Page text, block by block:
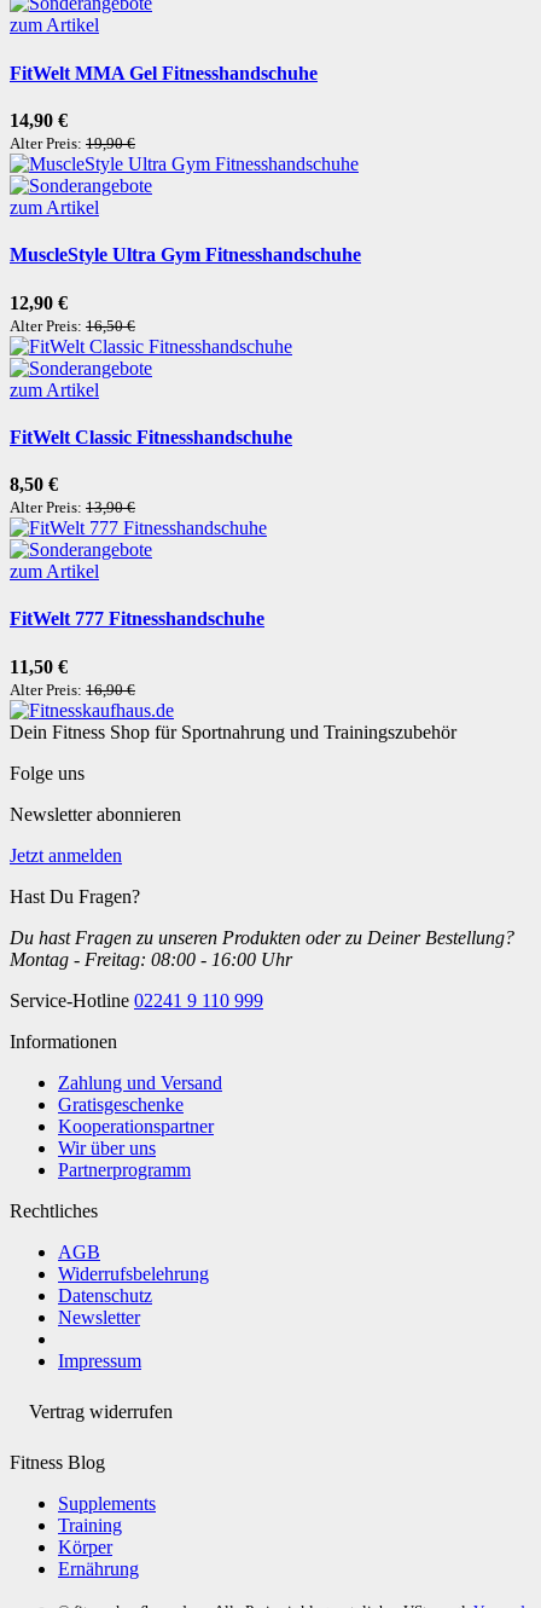
zum Artikel
FitWelt MMA Gel Fitnesshandschuhe
14,90 €
Alter Preis: 19,90 €
zum Artikel
MuscleStyle Ultra Gym Fitnesshandschuhe
12,90 €
Alter Preis: 16,50 €
zum Artikel
FitWelt Classic Fitnesshandschuhe
8,50 €
Alter Preis: 13,90 €
zum Artikel
FitWelt 777 Fitnesshandschuhe
11,50 €
Alter Preis: 16,90 €
Dein Fitness Shop für Sportnahrung und Trainingszubehör
Folge uns
Newsletter abonnieren
Jetzt anmelden
Hast Du Fragen?
Du hast Fragen zu unseren Produkten oder zu Deiner Bestellung?
Montag - Freitag: 08:00 - 16:00 Uhr
Service-Hotline 02241 9 110 999
Informationen
Zahlung und Versand
Gratisgeschenke
Kooperationspartner
Wir über uns
Partnerprogramm
Rechtliches
AGB
Widerrufsbelehrung
Datenschutz
Newsletter
Impressum
Vertrag widerrufen
Fitness Blog
Supplements
Training
Körper
Ernährung